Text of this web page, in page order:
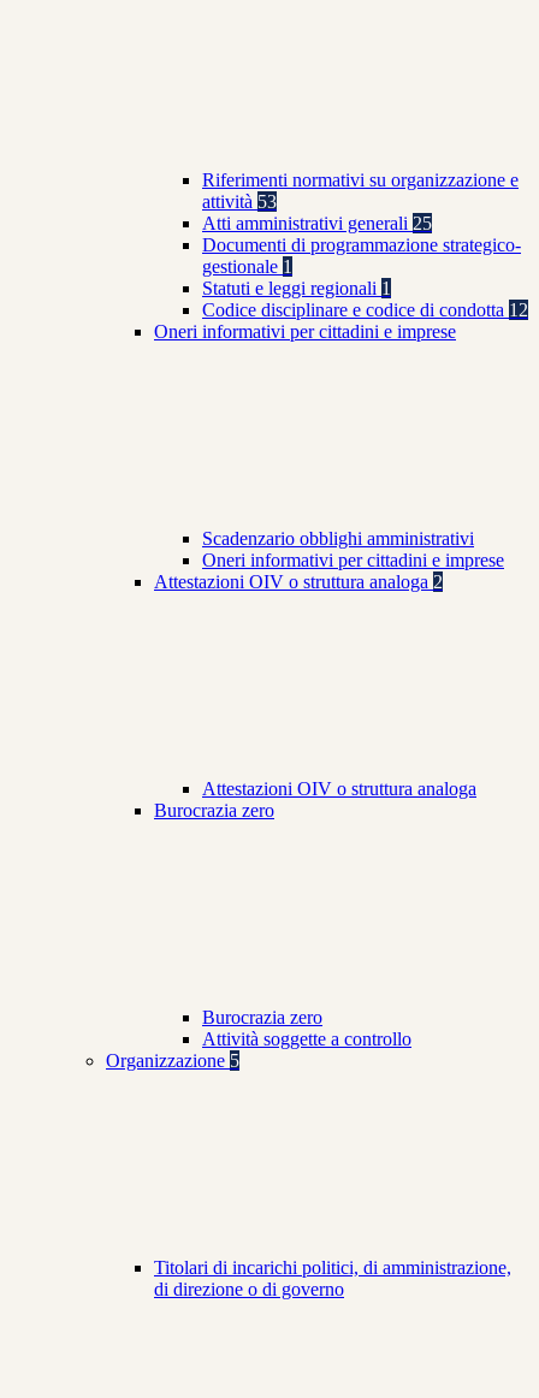
Riferimenti normativi su organizzazione e
attività 53
Atti amministrativi generali 25
Documenti di programmazione strategico-
gestionale 1
Statuti e leggi regionali 1
Codice disciplinare e codice di condotta 12
Oneri informativi per cittadini e imprese
Scadenzario obblighi amministrativi
Oneri informativi per cittadini e imprese
Attestazioni OIV o struttura analoga 2
Attestazioni OIV o struttura analoga
Burocrazia zero
Burocrazia zero
Attività soggette a controllo
Organizzazione 5
Titolari di incarichi politici, di amministrazione,
di direzione o di governo